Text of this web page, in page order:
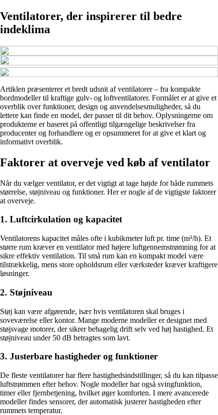
Ventilatorer, der inspirerer til bedre
indeklima
Artiklen præsenterer et bredt udsnit af ventilatorer – fra kompakte
bordmodeller til kraftige gulv- og loftventilatorer. Formålet er at give et
overblik over funktioner, design og anvendelsesmuligheder, så du
lettere kan finde en model, der passer til dit behov. Oplysningerne om
produkterne er baseret på offentligt tilgængelige beskrivelser fra
producenter og forhandlere og er opsummeret for at give et klart og
informativt overblik.
Faktorer at overveje ved køb af ventilator
Når du vælger ventilator, er det vigtigt at tage højde for både rummets
størrelse, støjniveau og funktioner. Her er nogle af de vigtigste faktorer
at overveje.
1. Luftcirkulation og kapacitet
Ventilatorens kapacitet måles ofte i kubikmeter luft pr. time (m³/h). Et
større rum kræver en ventilator med højere luftgennemstrømning for at
sikre effektiv ventilation. Til små rum kan en kompakt model være
tilstrækkelig, mens store opholdsrum eller værksteder kræver kraftigere
løsninger.
2. Støjniveau
Støj kan være afgørende, især hvis ventilatoren skal bruges i
soveværelse eller kontor. Mange moderne modeller er designet med
støjsvage motorer, der sikrer behagelig drift selv ved høj hastighed. Et
støjniveau under 50 dB betragtes som lavt.
3. Justerbare hastigheder og funktioner
De fleste ventilatorer har flere hastighedsindstillinger, så du kan tilpasse
luftstrømmen efter behov. Nogle modeller har også svingfunktion,
timer eller fjernbetjening, hvilket øger komforten. I mere avancerede
modeller findes sensorer, der automatisk justerer hastigheden efter
rummets temperatur.